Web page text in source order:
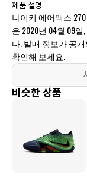
제품 설명
나이키 에어맥스
은 2020년 04월 09일
다. 발매 정보가 공
확인해 보세요.
비슷한 상품